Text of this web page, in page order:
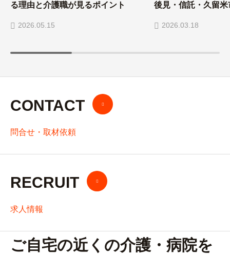
る理由と介護職が見るポイント
2026.05.15
後見・信託・久留
2026.03.18
CONTACT
問合せ・取材依頼
RECRUIT
求人情報
ご自宅の近くの介護・病院を